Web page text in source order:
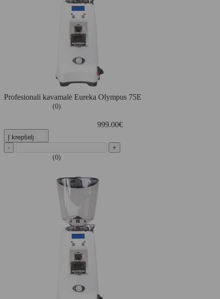
Profesionali kavamalė Eureka Olympus 75E
(0)
999.00€
Į krepšelį
-
+
(0)